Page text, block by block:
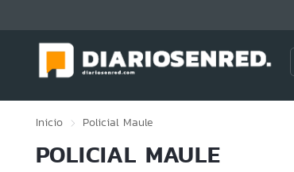
Inicio Policial Maule
POLICIAL MAULE